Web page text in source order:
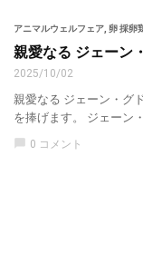
アニマルウェルフェア 卵 採卵
親愛なる ジェーン
2025/10/02
親愛なる ジェーン・グ
を捧げます。 ジェーン
chat_bubble 0 コメント